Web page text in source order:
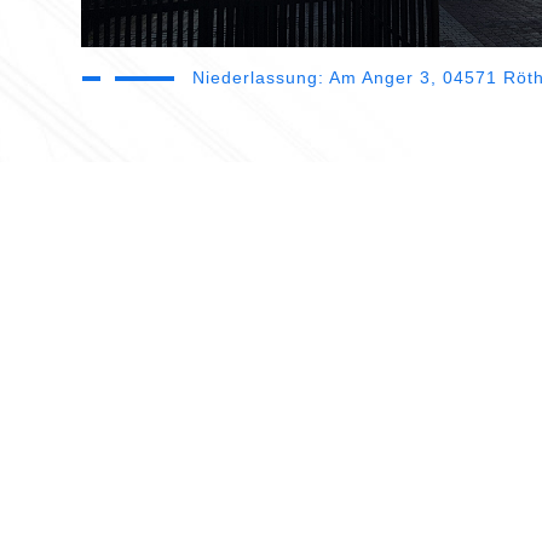
Niederlassung: Am Anger 3, 04571